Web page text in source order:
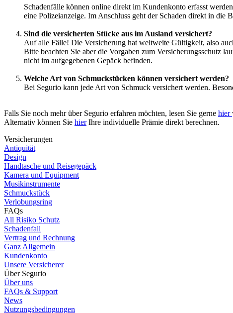
Schadenfälle können online direkt im Kundenkonto erfasst
eine Polizeianzeige. Im Anschluss geht der Schaden direkt in die
Sind die versicherten Stücke aus im Ausland versichert?
Auf alle Fälle! Die Versicherung hat weltweite Gültigkeit, also
Bitte beachten Sie aber die Vorgaben zum Versicherungsschutz
nicht im aufgegebenen Gepäck befinden.
Welche Art von Schmuckstücken können versichert werden?
Bei Segurio kann jede Art von Schmuck versichert werden.
Falls Sie noch mehr über Segurio erfahren möchten, lesen Sie gerne hier
Alternativ können Sie hierIhre individuelle Prämie direkt berechnen.
Versicherungen
Antiquität
Design
Handtasche und Reisegepäck
Kamera und Equipment
Musikinstrumente
Schmuckstück
Verlobungsring
FAQs
All Risiko Schutz
Schadenfall
Vertrag und Rechnung
Ganz Allgemein
Kundenkonto
Unsere Versicherer
Über Segurio
Über uns
FAQs & Support
News
Nutzungsbedingungen